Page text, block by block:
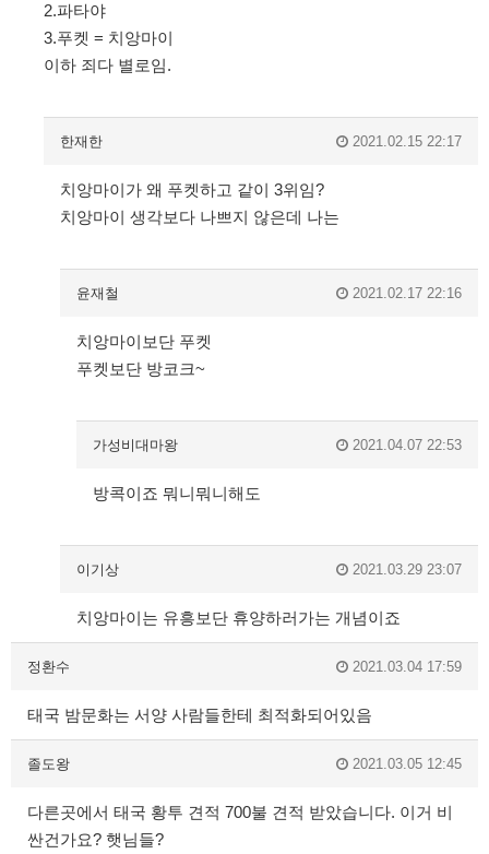
2.파타야
3.푸켓 = 치앙마이
이하 죄다 별로임.
한재한 2021.02.15 22:17
치앙마이가 왜 푸켓하고 같이 3위임?
치앙마이 생각보다 나쁘지 않은데 나는
윤재철 2021.02.17 22:16
치앙마이보단 푸켓
푸켓보단 방코크~
가성비대마왕 2021.04.07 22:53
방콕이죠 뭐니뭐니해도
이기상 2021.03.29 23:07
치앙마이는 유흥보단 휴양하러가는 개념이죠
정환수 2021.03.04 17:59
태국 밤문화는 서양 사람들한테 최적화되어있음
졸도왕 2021.03.05 12:45
다른곳에서 태국 황투 견적 700불 견적 받았습니다. 이거 비
싼건가요? 햇님들?